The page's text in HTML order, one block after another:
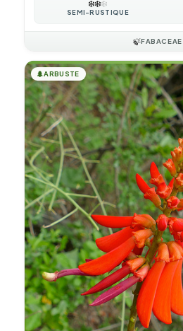
❄️❄️❄️
SEMI-RUSTIQUE
🍃FABACEAE
🌲ARBUSTE